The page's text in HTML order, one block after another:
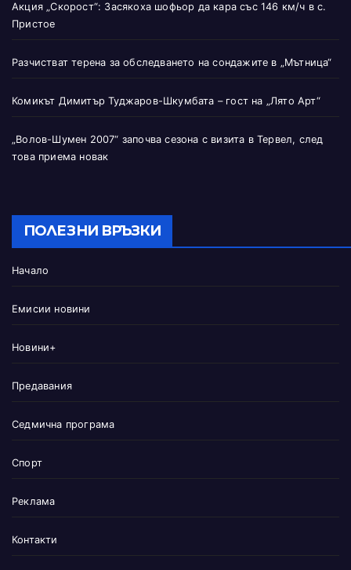
Акция „Скорост“: Засякоха шофьор да кара със 146 км/ч в с.
Пристое
Разчистват терена за обследването на сондажите в „Мътница“
Комикът Димитър Туджаров-Шкумбата – гост на „Лято Арт“
„Волов-Шумен 2007“ започва сезона с визита в Тервел, след
това приема новак
ПОЛЕЗНИ ВРЪЗКИ
Начало
Емисии новини
Новини+
Предавания
Седмична програма
Спорт
Реклама
Контакти